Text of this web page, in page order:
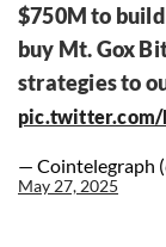
$750M to
buy Mt. Gox
strategies to
pic.twitter.com/
— Cointelegraph
May 27, 2025